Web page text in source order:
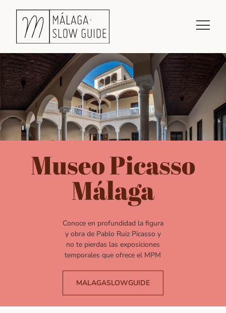
Museo Picasso
Málaga
Conoce en profundidad la figura
y obra de Pablo Ruiz Picasso y
no te pierdas las exposiciones
temporales que ofrece el MPM
MALAGASLOWGUIDE